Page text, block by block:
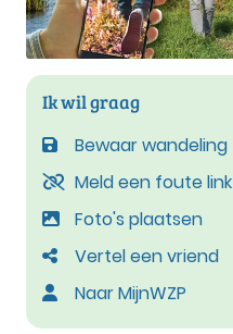
Ik wil graag
Bewaar wandeling
Meld een foute link
Foto's plaatsen
Vertel een vriend
Naar MijnWZP